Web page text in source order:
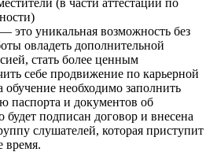
— это уникальная возможность без
овладеть дополнительной
стать более ценным
себе продвижение по карьерной
обучение необходимо заполнить
паспорта и документов об
будет подписан договор и внесена
слушателей, которая приступит
время.